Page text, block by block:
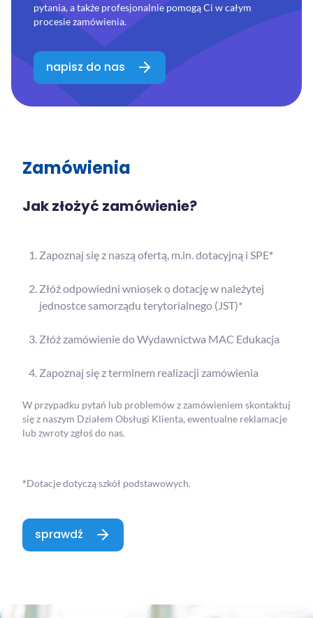
pytania, a także profesjonalnie pomogą Ci w całym
procesie zamówienia.
napisz do nas
Zamówienia
Jak złożyć zamówienie?
Zapoznaj się z naszą ofertą, m.in. dotacyjną i SPE*
Złóż odpowiedni wniosek o dotację w należytej
jednostce samorządu terytorialnego (JST)*
Złóż zamówienie do Wydawnictwa MAC Edukacja
Zapoznaj się z terminem realizacji zamówienia
W przypadku pytań lub problemów z zamówieniem skontaktuj
się z naszym Działem Obsługi Klienta, ewentualne reklamacje
lub zwroty zgłoś do nas.
*Dotacje dotyczą szkół podstawowych.
sprawdź